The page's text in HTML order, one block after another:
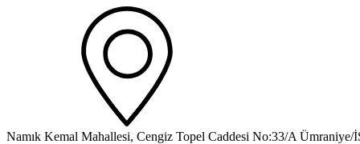
Namık Kemal Mahallesi, Cengiz Topel Caddesi No:33/A